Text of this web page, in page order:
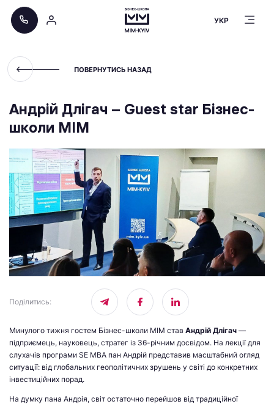
УКР
ПОВЕРНУТИСЬ НАЗАД
Андрій Длігач – Guest star Бізнес-
школи МІМ
Поділитись:
Минулого тижня гостем Бізнес-школи МІМ став Андрій Длігач —
підприємець, науковець, стратег із 36-річним досвідом. На лекції для
слухачів програми SE MBA пан Андрій представив масштабний огляд
ситуації: від глобальних геополітичних зрушень у світі до конкретних
інвестиційних порад.
На думку пана Андрія, світ остаточно перейшов від традиційної